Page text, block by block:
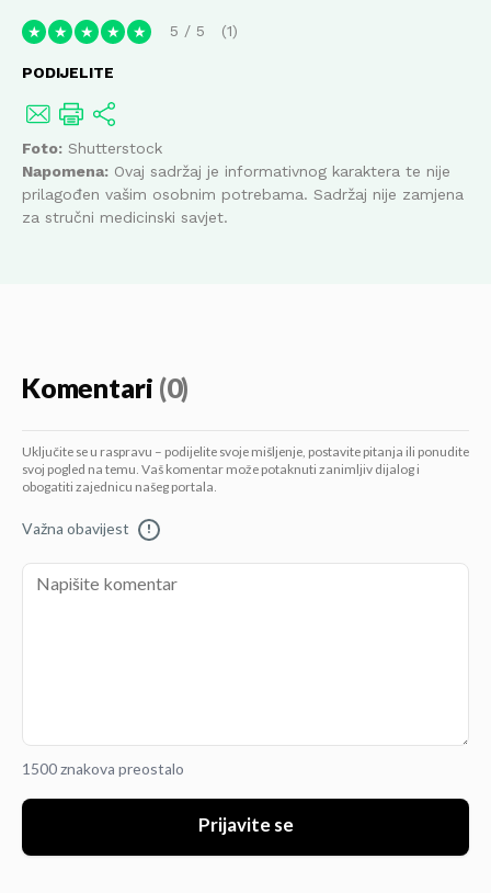
★ ★ ★ ★ ★ 5 / 5 1
PODIJELITE
Foto: Shutterstock
Napomena: Ovaj sadržaj je informativnog karaktera te nije
prilagođen vašim osobnim potrebama. Sadržaj nije zamjena
za stručni medicinski savjet.
Komentari (0)
Uključite se u raspravu – podijelite svoje mišljenje, postavite pitanja ili ponudite
svoj pogled na temu. Vaš komentar može potaknuti zanimljiv dijalog i
obogatiti zajednicu našeg portala.
Važna obavijest !
1500 znakova preostalo
Prijavite se